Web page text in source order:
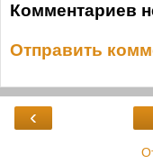
Комментариев
Отправить
‹